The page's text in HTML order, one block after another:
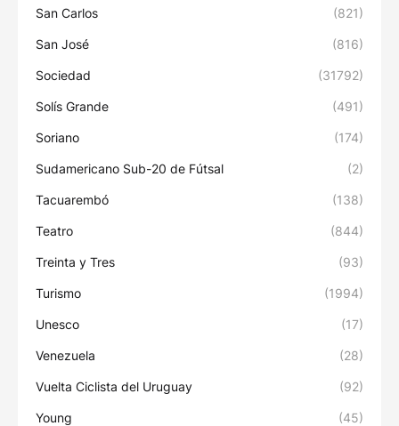
San Carlos (821)
San José (816)
Sociedad (31792)
Solís Grande (491)
Soriano (174)
Sudamericano Sub-20 de Fútsal (2)
Tacuarembó (138)
Teatro (844)
Treinta y Tres (93)
Turismo (1994)
Unesco (17)
Venezuela (28)
Vuelta Ciclista del Uruguay (92)
Young (45)